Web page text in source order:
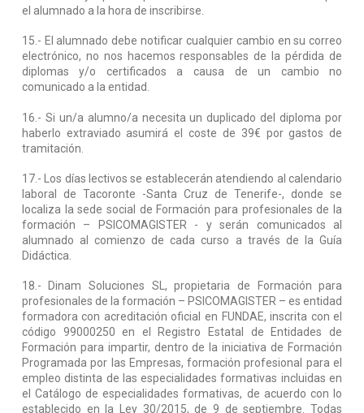
el alumnado a la hora de inscribirse.
15.- El alumnado debe notificar cualquier cambio en su correo
electrónico, no nos hacemos responsables de la pérdida de
diplomas y/o certificados a causa de un cambio no
comunicado a la entidad.
16.- Si un/a alumno/a necesita un duplicado del diploma por
haberlo extraviado asumirá el coste de 39€ por gastos de
tramitación.
17.- Los días lectivos se establecerán atendiendo al calendario
laboral de Tacoronte -Santa Cruz de Tenerife-, donde se
localiza la sede social de Formación para profesionales de la
formación – PSICOMAGISTER - y serán comunicados al
alumnado al comienzo de cada curso a través de la Guía
Didáctica.
18.- Dinam Soluciones SL, propietaria de Formación para
profesionales de la formación – PSICOMAGISTER – es entidad
formadora con acreditación oficial en FUNDAE, inscrita con el
código 99000250 en el Registro Estatal de Entidades de
Formación para impartir, dentro de la iniciativa de Formación
Programada por las Empresas, formación profesional para el
empleo distinta de las especialidades formativas incluidas en
el Catálogo de especialidades formativas, de acuerdo con lo
establecido en la Ley 30/2015, de 9 de septiembre. Todas